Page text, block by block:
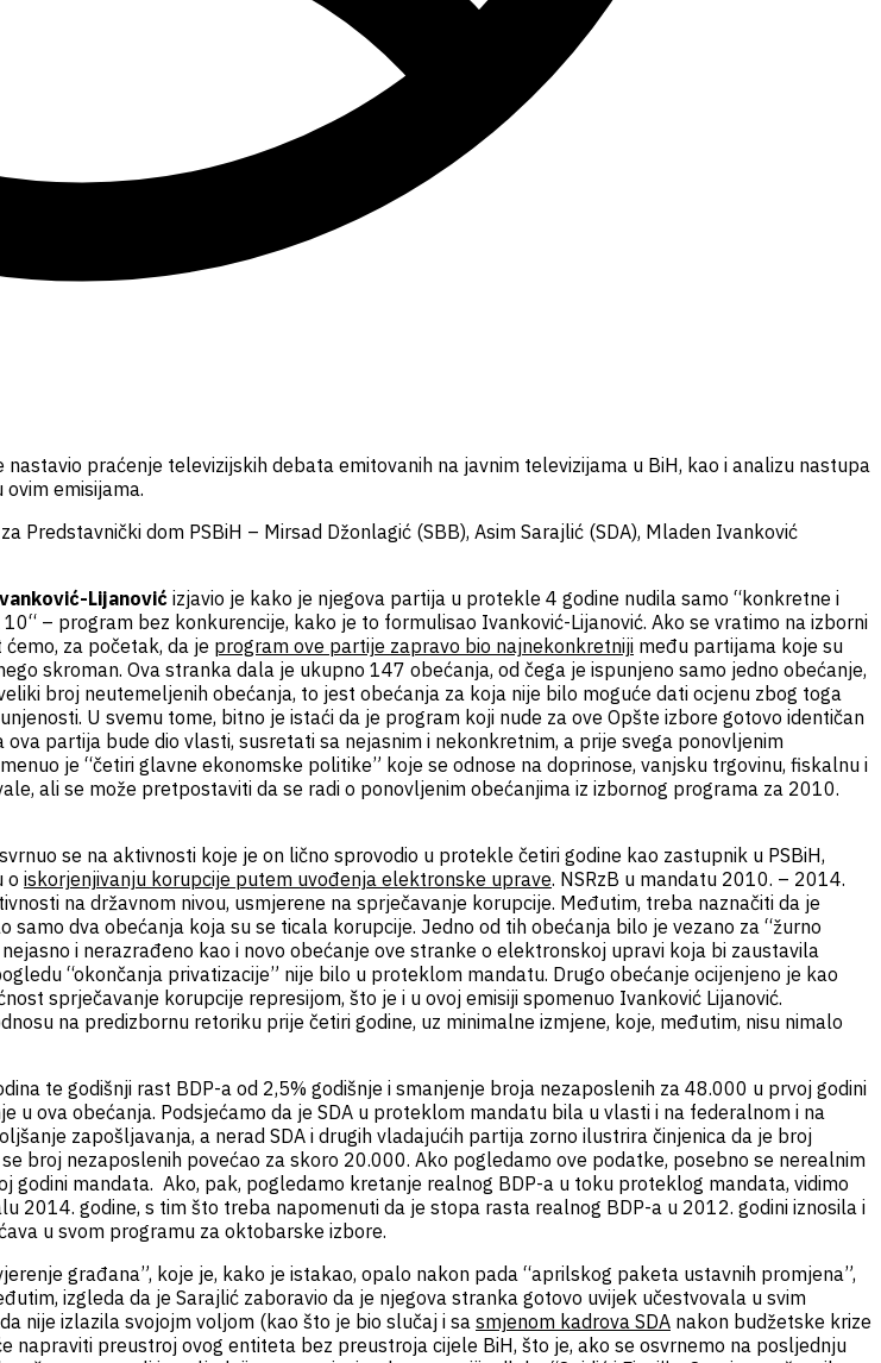
praćenje televizijskih debata emitovanih na javnim televizijama u BiH, kao i analizu nastupa
emisijama.
Predstavnički dom PSBiH – Mirsad Džonlagić (SBB), Asim Sarajlić (SDA), Mladen Ivanković
Lijanović izjavio je kako je njegova partija u protekle 4 godine nudila samo “konkretne i
– program bez konkurencije, kako je to formulisao Ivanković-Lijanović. Ako se vratimo na izborni
za početak, da je program ove partije zapravo bio najnekonkretniji među partijama koje su
skroman. Ova stranka dala je ukupno 147 obećanja, od čega je ispunjeno samo jedno obećanje,
broj neutemeljenih obećanja, to jest obećanja za koja nije bilo moguće dati ocjenu zbog toga
U svemu tome, bitno je istaći da je program koji nude za ove Opšte izbore gotovo identičan
partija bude dio vlasti, susretati sa nejasnim i nekonkretnim, a prije svega ponovljenim
je “četiri glavne ekonomske politike” koje se odnose na doprinose, vanjsku trgovinu, fiskalnu i
ali se može pretpostaviti da se radi o ponovljenim obećanjima iz izbornog programa za 2010.
se na aktivnosti koje je on lično sprovodio u protekle četiri godine kao zastupnik u PSBiH,
o iskorjenjivanju korupcije putem uvođenja elektronske uprave. NSRzB u mandatu 2010. – 2014.
na državnom nivou, usmjerene na sprječavanje korupcije. Međutim, treba naznačiti da je
dva obećanja koja su se ticala korupcije. Jedno od tih obećanja bilo je vezano za “žurno
i nerazrađeno kao i novo obećanje ove stranke o elektronskoj upravi koja bi zaustavila
“okončanja privatizacije” nije bilo u proteklom mandatu. Drugo obećanje ocijenjeno je kao
sprječavanje korupcije represijom, što je i u ovoj emisiji spomenuo Ivanković Lijanović.
na predizbornu retoriku prije četiri godine, uz minimalne izmjene, koje, međutim, nisu nimalo
te godišnji rast BDP-a od 2,5% godišnje i smanjenje broja nezaposlenih za 48.000 u prvoj godini
ova obećanja. Podsjećamo da je SDA u proteklom mandatu bila u vlasti i na federalnom i na
zapošljavanja, a nerad SDA i drugih vladajućih partija zorno ilustrira činjenica da je broj
broj nezaposlenih povećao za skoro 20.000. Ako pogledamo ove podatke, posebno se nerealnim
mandata. Ako, pak, pogledamo kretanje realnog BDP-a u toku proteklog mandata, vidimo
2014. godine, s tim što treba napomenuti da je stopa rasta realnog BDP-a u 2012. godini iznosila i
u svom programu za oktobarske izbore.
građana”, koje je, kako je istakao, opalo nakon pada “aprilskog paketa ustavnih promjena”,
izgleda da je Sarajlić zaboravio da je njegova stranka gotovo uvijek učestvovala u svim
nije izlazila svojojm voljom (kao što je bio slučaj i sa smjenom kadrova SDA nakon budžetske krize
napraviti preustroj ovog entiteta bez preustroja cijele BiH, što je, ako se osvrnemo na posljednju